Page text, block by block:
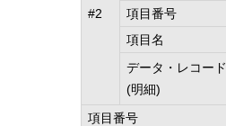
#2
項目番号
項目名
データ・レコード
(明細)
項目番号